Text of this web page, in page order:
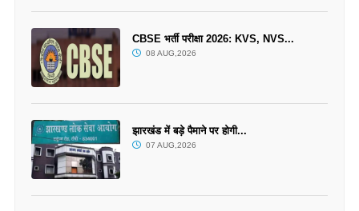
CBSE भर्ती परीक्षा 2026: KVS, NVS...
08 AUG,2026
झारखंड में बड़े पैमाने पर होगी...
07 AUG,2026